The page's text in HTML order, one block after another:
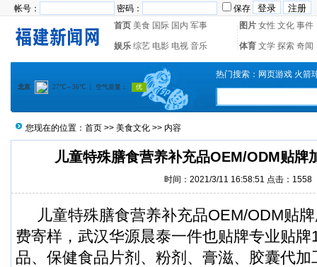
帐号： 密码：
保存
首页 美食 国际 国内 军事 图片 女性 文化 事件
娱乐 综艺 电影 电视 音乐 体育 文学 探索 奇闻
热门搜索： 网页游戏 火箭
您现在的位置： 首页 >> 美食文化 >> 内容
儿童特殊膳食营养补充品OEM/ODM贴牌
时间：2021/3/11 16:58:51 点击：1558
儿童特殊膳食营养补充品OEM/ODM贴
费寄样，武汉华源晨泰一件也贴牌专业贴
品、保健食品片剂、粉剂、膏滋、胶囊代